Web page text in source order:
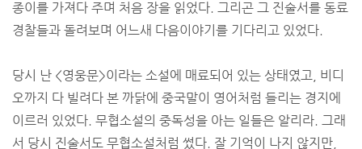
종이를 가져다 주며 처음 장을 읽었다. 그리곤 그 진술서를 동료
경찰들과 돌려보며 어느새 다음이야기를 기다리고 있었다.
당시 난 <영웅문>이라는 소설에 매료되어 있는 상태였고, 비디
오까지 다 빌려다 본 까닭에 중국말이 영어처럼 들리는 경지에
이르러 있었다. 무협소설의 중독성을 아는 일들은 알리라. 그래
서 당시 진술서도 무협소설처럼 썼다. 잘 기억이 나지 않지만,